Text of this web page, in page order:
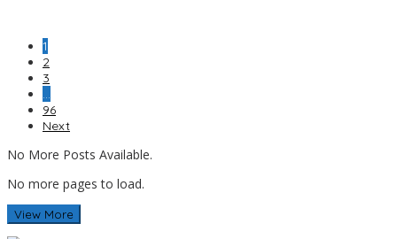
1
2
3
…
96
Next
No More Posts Available.
No more pages to load.
View More